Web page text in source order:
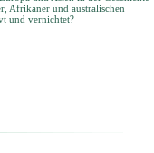
Afrikaner und australischen
und vernichtet?